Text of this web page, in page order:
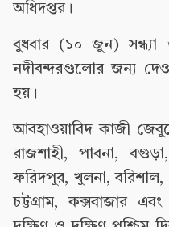
অধিদপ্তর।
বুধবার (১০ জুন) সন্ধ্যা
নদীবন্দরগুলোর জন্য
হয়।
আবহাওয়াবিদ কাজী
রাজশাহী, পাবনা,
ফরিদপুর, খুলনা, বরিশাল,
চট্টগ্রাম, কক্সবাজার